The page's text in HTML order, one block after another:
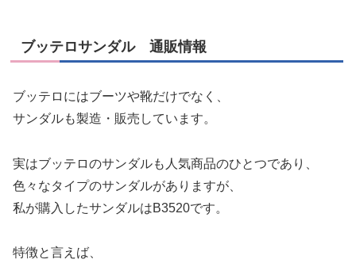
ブッテロサンダル 通販情報
ブッテロにはブーツや靴だけでなく、
サンダルも製造・販売しています。
実はブッテロのサンダルも人気商品のひとつであり、
色々なタイプのサンダルがありますが、
私が購入したサンダルはB3520です。
特徴と言えば、